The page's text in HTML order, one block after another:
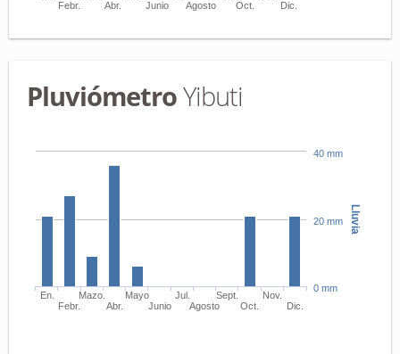
Febr.
Abr.
Junio
Agosto
Oct.
Dic.
PluviómetroYibuti
Lluvia
En.
Febr.
Mazo.
Abr.
Mayo
Junio
Jul.
Agosto
Sept.
Oct.
Nov.
Dic.
0 mm
20 mm
40 mm